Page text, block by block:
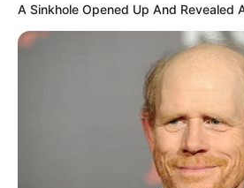
A Sinkhole Opened Up And Revealed